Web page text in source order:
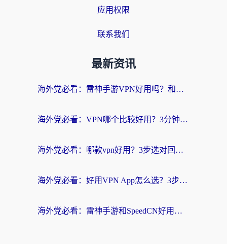
应用权限
联系我们
最新资讯
海外党必看：雷神手游VPN好用吗？和天速回国VPN对比哪个回国效果更好？附实用加速器选择指南
海外党必看：VPN哪个比较好用？3分钟找到适合你的回国加速方案
海外党必看：哪款vpn好用？3步选对回国加速器，无缝刷剧玩游戏
海外党必看：好用VPN App怎么选？3步教你无缝访问国内资源
海外党必看：雷神手游和SpeedCN好用吗？3招选对回国加速器无缝刷国内资源